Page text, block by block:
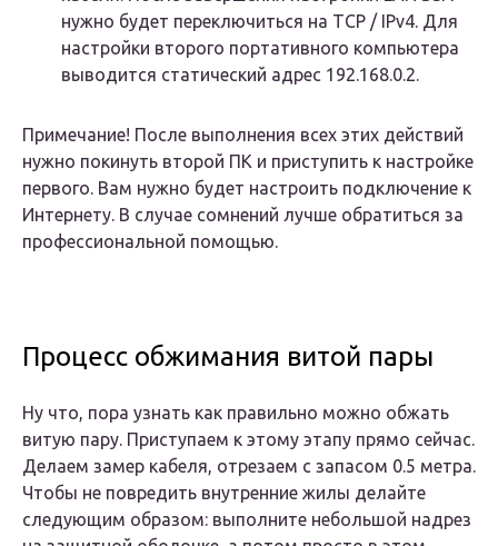
нужно будет переключиться на TCP / IPv4. Для
настройки второго портативного компьютера
выводится статический адрес 192.168.0.2.
Примечание! После выполнения всех этих действий
нужно покинуть второй ПК и приступить к настройке
первого. Вам нужно будет настроить подключение к
Интернету. В случае сомнений лучше обратиться за
профессиональной помощью.
Процесс обжимания витой пары
Ну что, пора узнать как правильно можно обжать
витую пару. Приступаем к этому этапу прямо сейчас.
Делаем замер кабеля, отрезаем с запасом 0.5 метра.
Чтобы не повредить внутренние жилы делайте
следующим образом: выполните небольшой надрез